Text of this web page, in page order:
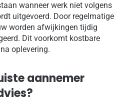
wanneer werk niet volgens
uitgevoerd. Door regelmatige
worden afwijkingen tijdig
Dit voorkomt kostbare
oplevering.
aannemer